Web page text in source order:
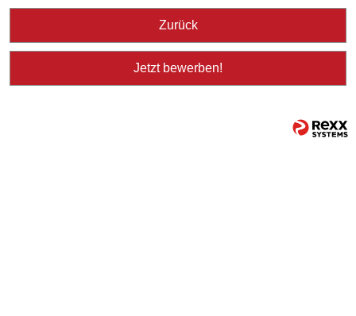
Zurück
Jetzt bewerben!